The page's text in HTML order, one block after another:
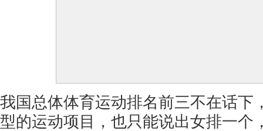
我国总体体育运动排名前三不在话下
型的运动项目，也只能说出女排一个